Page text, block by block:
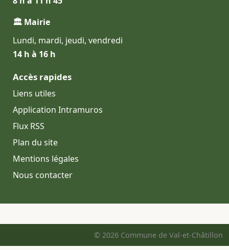
🏛 Mairie
Lundi, mardi, jeudi, vendredi
14 h à 16 h
Accès rapides
Liens utiles
Application Intramuros
Flux RSS
Plan du site
Mentions légales
Nous contacter
© 2026 Commune de Val-et-Châtillon